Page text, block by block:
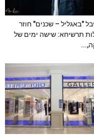
"באגליל – שכנים" חוזר
תרשיחא: שישה ימים של